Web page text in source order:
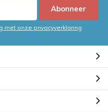
Abonneer
met onze privacyverklaring